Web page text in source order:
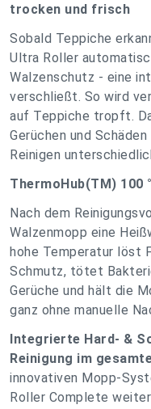
trocken und frisch
Sobald Teppiche
Ultra Roller
Walzenschutz - eine
verschließt. So wird
auf Teppiche tropft.
Gerüchen und
Reinigen
ThermoHub(TM) 100
Nach dem
Walzenmopp eine
hohe Temperatur löst
Schmutz, tötet
Gerüche und hält die
ganz ohne manuelle
Integrierte Hard- &
Reinigung im
innovativen Mopp-
Roller Complete